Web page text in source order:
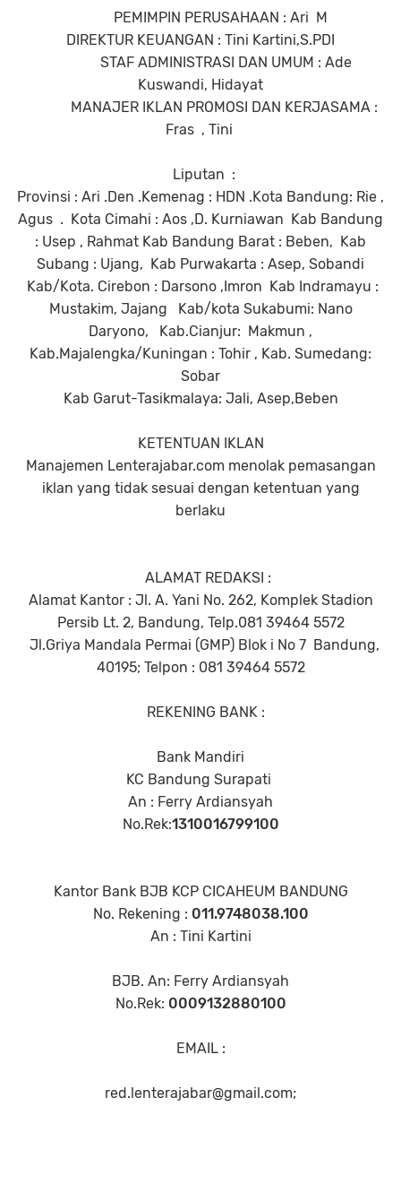
PEMIMPIN PERUSAHAAN : Ari M
DIREKTUR KEUANGAN : Tini Kartini,S.PDI
STAF ADMINISTRASI DAN UMUM : Ade
Kuswandi, Hidayat
MANAJER IKLAN PROMOSI DAN KERJASAMA :
Fras , Tini
Liputan :
Provinsi : Ari .Den .Kemenag : HDN .Kota Bandung: Rie ,
Agus . Kota Cimahi : Aos ,D. Kurniawan Kab Bandung
: Usep , Rahmat Kab Bandung Barat : Beben, Kab
Subang : Ujang, Kab Purwakarta : Asep, Sobandi
Kab/Kota. Cirebon : Darsono ,Imron Kab Indramayu :
Mustakim, Jajang
Kab/kota Sukabumi: Nano
Daryono,
Kab.Cianjur: Makmun ,
Kab.Majalengka/Kuningan : Tohir , Kab. Sumedang:
Sobar
Kab Garut-Tasikmalaya: Jali, Asep,Beben
KETENTUAN IKLAN
Manajemen Lenterajabar.com menolak pemasangan
iklan yang tidak sesuai dengan ketentuan yang
berlaku
ALAMAT REDAKSI :
Alamat Kantor : Jl. A. Yani No. 262, Komplek Stadion
Persib Lt. 2, Bandung, Telp.081 39464 5572
Jl.Griya Mandala Permai (GMP) Blok i No 7 Bandung,
40195; Telpon : 081 39464 5572
REKENING BANK :
Bank Mandiri
KC Bandung Surapati
An : Ferry Ardiansyah
No.Rek:1310016799100
Kantor Bank BJB KCP CICAHEUM BANDUNG
No. Rekening : 011.9748038.100
An : Tini Kartini
BJB. An: Ferry Ardiansyah
No.Rek: 0009132880100
EMAIL :
red.lenterajabar@gmail.com;